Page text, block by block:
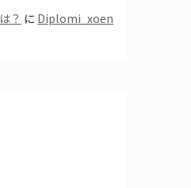
？ に Diplomi_xoen